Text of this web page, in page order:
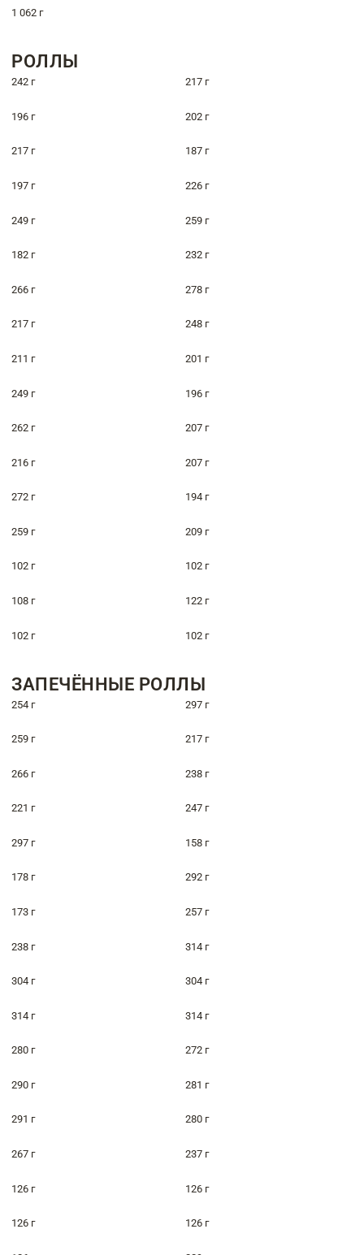
1 062 г
РОЛЛЫ
242 г 217 г
196 г 202 г
217 г 187 г
197 г 226 г
249 г 259 г
182 г 232 г
266 г 278 г
217 г 248 г
211 г 201 г
249 г 196 г
262 г 207 г
216 г 207 г
272 г 194 г
259 г 209 г
102 г 102 г
108 г 122 г
102 г 102 г
ЗАПЕЧЁННЫЕ РОЛЛЫ
254 г 297 г
259 г 217 г
266 г 238 г
221 г 247 г
297 г 158 г
178 г 292 г
173 г 257 г
238 г 314 г
304 г 304 г
314 г 314 г
280 г 272 г
290 г 281 г
291 г 280 г
267 г 237 г
126 г 126 г
126 г 126 г